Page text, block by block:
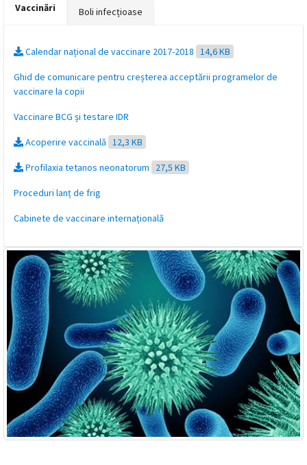
nyelvű
oldal
fejlesztés
alatt
van
Átiranyítás
román
oldalra
másodpercen
belül.
Vaccinări Boli infecțioase
Calendar național de vaccinare 2017-2018 14,6 KB
Ghid de comunicare pentru creșterea acceptării programelor de
vaccinare la copii
Vaccinare BCG și testare IDR
Acoperire vaccinală 12,3 KB
Profilaxia tetanos neonatorum 27,5 KB
Proceduri lanț de frig
Cabinete de vaccinare internațională